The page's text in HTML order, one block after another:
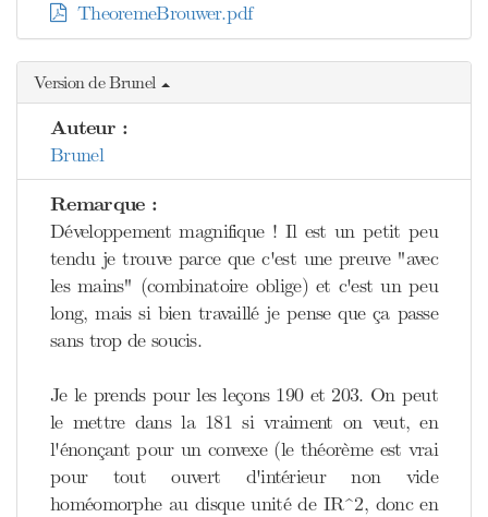
TheoremeBrouwer.pdf
Version de Brunel
Auteur :
Brunel
Remarque :
Développement magnifique ! Il est un petit peu
tendu je trouve parce que c'est une preuve "avec
les mains" (combinatoire oblige) et c'est un peu
long, mais si bien travaillé je pense que ça passe
sans trop de soucis.
Je le prends pour les leçons 190 et 203. On peut
le mettre dans la 181 si vraiment on veut, en
l'énonçant pour un convexe (le théorème est vrai
pour tout ouvert d'intérieur non vide
homéomorphe au disque unité de IR^2, donc en